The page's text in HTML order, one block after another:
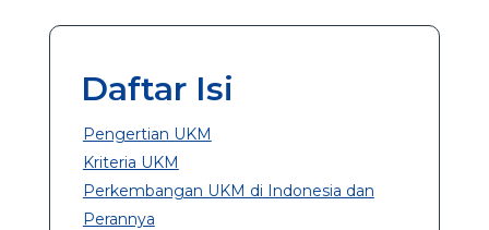
Daftar Isi
Pengertian UKM
Kriteria UKM
Perkembangan UKM di Indonesia dan
Perannya